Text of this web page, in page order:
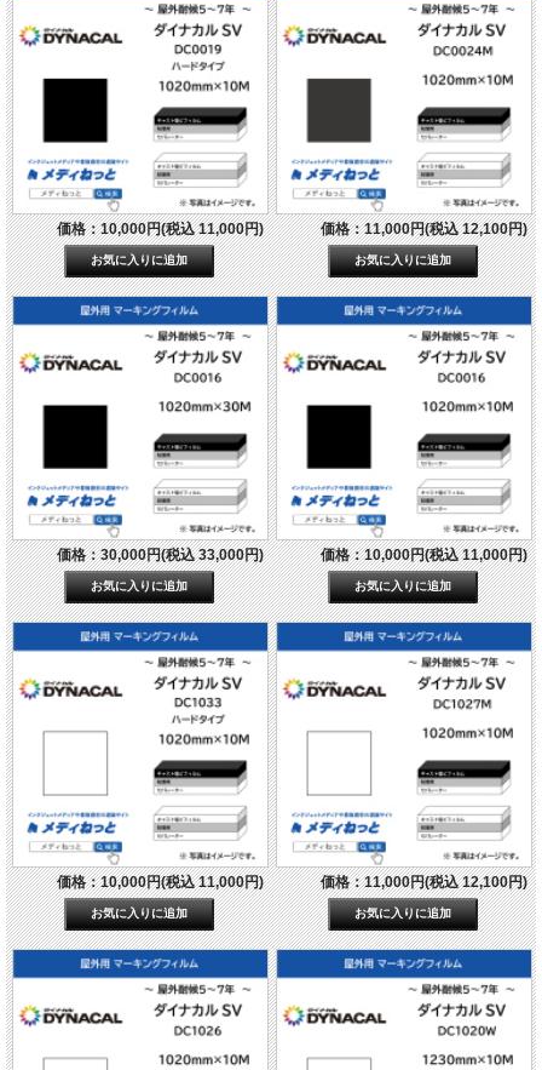
価格：10,000円(税込 11,000円) 価格：11,000円(税込 12,100円)
価格：30,000円(税込 33,000円) 価格：10,000円(税込 11,000円)
価格：10,000円(税込 11,000円) 価格：11,000円(税込 12,100円)